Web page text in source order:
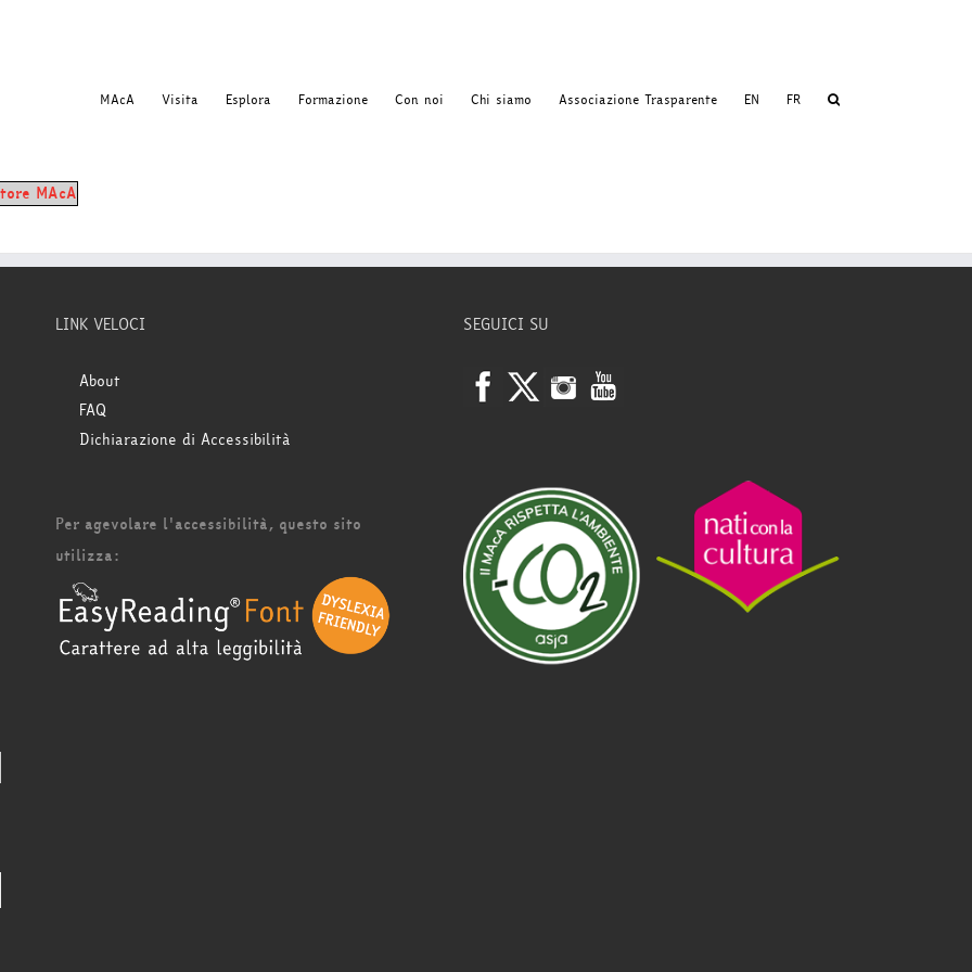
MAcA Visita Esplora Formazione Con noi Chi siamo Associazione Trasparente EN FR
MAcA
LINK VELOCI
About
FAQ
Dichiarazione di Accessibilità
Per agevolare l'accessibilità, questo sito
utilizza:
SEGUICI SU